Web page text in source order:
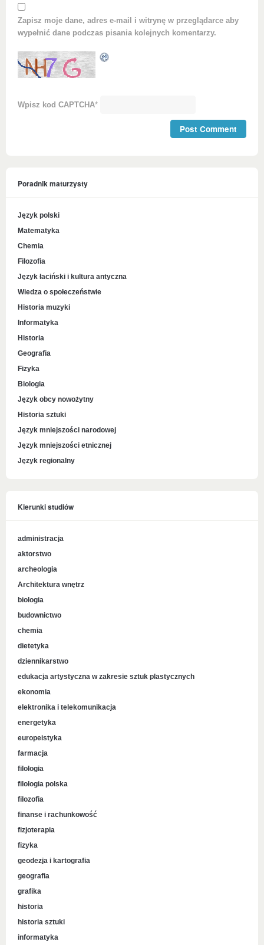
Zapisz moje dane, adres e-mail i witrynę w przeglądarce aby
wypełnić dane podczas pisania kolejnych komentarzy.
Wpisz kod CAPTCHA*
Poradnik maturzysty
Język polski
Matematyka
Chemia
Filozofia
Język łaciński i kultura antyczna
Wiedza o społeczeństwie
Historia muzyki
Informatyka
Historia
Geografia
Fizyka
Biologia
Język obcy nowożytny
Historia sztuki
Język mniejszości narodowej
Język mniejszości etnicznej
Język regionalny
Kierunki studiów
administracja
aktorstwo
archeologia
Architektura wnętrz
biologia
budownictwo
chemia
dietetyka
dziennikarstwo
edukacja artystyczna w zakresie sztuk plastycznych
ekonomia
elektronika i telekomunikacja
energetyka
europeistyka
farmacja
filologia
filologia polska
filozofia
finanse i rachunkowość
fizjoterapia
fizyka
geodezja i kartografia
geografia
grafika
historia
historia sztuki
informatyka